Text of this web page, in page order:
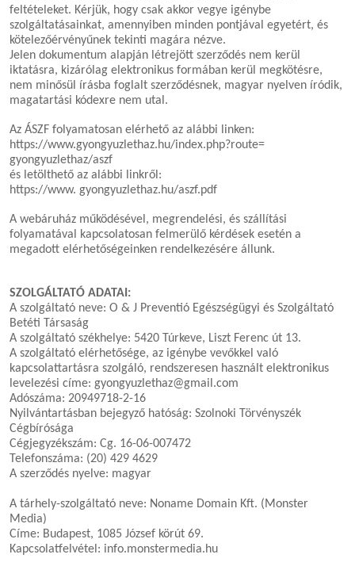
feltételeket. Kérjük, hogy csak akkor vegye igénybe
szolgáltatásainkat, amennyiben minden pontjával egyetért, és
kötelezőérvényűnek tekinti magára nézve.
Jelen dokumentum alapján létrejött szerződés nem kerül
iktatásra, kizárólag elektronikus formában kerül megkötésre,
nem minősül írásba foglalt szerződésnek, magyar nyelven íródik,
magatartási kódexre nem utal.
Az ÁSZF folyamatosan elérhető az alábbi linken:
https://www.gyongyuzlethaz.hu/index.php?route=
gyongyuzlethaz/aszf
és letölthető az alábbi linkről:
https://www. gyongyuzlethaz.hu/aszf.pdf
A webáruház működésével, megrendelési, és szállítási
folyamatával kapcsolatosan felmerülő kérdések esetén a
megadott elérhetőségeinken rendelkezésére állunk.
SZOLGÁLTATÓ ADATAI:
A szolgáltató neve: O & J Preventió Egészségügyi és Szolgáltató
Betéti Társaság
A szolgáltató székhelye: 5420 Túrkeve, Liszt Ferenc út 13.
A szolgáltató elérhetősége, az igénybe vevőkkel való
kapcsolattartásra szolgáló, rendszeresen használt elektronikus
levelezési címe: gyongyuzlethaz@gmail.com
Adószáma: 20949718-2-16
Nyilvántartásban bejegyző hatóság: Szolnoki Törvényszék
Cégbírósága
Cégjegyzékszám: Cg. 16-06-007472
Telefonszáma: (20) 429 4629
A szerződés nyelve: magyar
A tárhely-szolgáltató neve: Noname Domain Kft. (Monster
Media)
Címe: Budapest, 1085 József körút 69.
Kapcsolatfelvétel: info.monstermedia.hu